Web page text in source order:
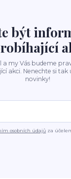
být
a my Vás budeme
akci. Nenechte si tak
novinky!
osobních údajů za